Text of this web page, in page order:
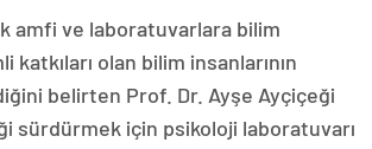
amfi ve laboratuvarlara bilim
katkıları olan bilim insanlarının
belirten Prof. Dr. Ayşe Ayçiçeği
sürdürmek için psikoloji laboratuvarı